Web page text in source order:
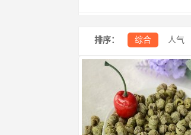
排序： 综合 人气